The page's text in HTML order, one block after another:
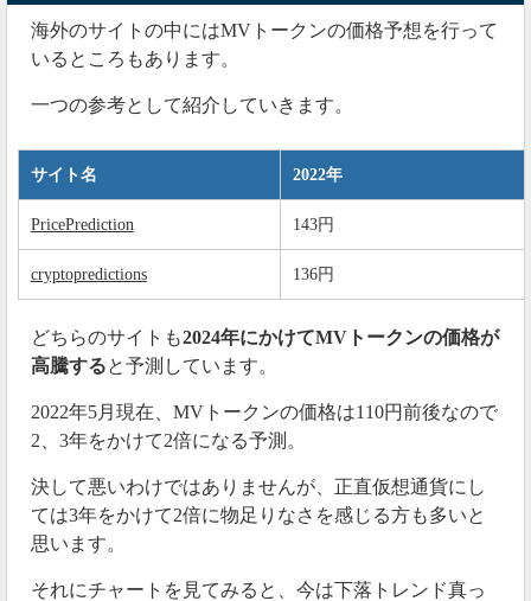
海外のサイトの中にはMVトークンの価格予想を行って
いるところもあります。
一つの参考として紹介していきます。
サイト名 2022年
PricePrediction 143円
cryptopredictions 136円
どちらのサイトも2024年にかけてMVトークンの価格が
高騰すると予測しています。
2022年5月現在、MVトークンの価格は110円前後なので
2、3年をかけて2倍になる予測。
決して悪いわけではありませんが、正直仮想通貨にし
ては3年をかけて2倍に物足りなさを感じる方も多いと
思います。
それにチャートを見てみると、今は下落トレンド真っ